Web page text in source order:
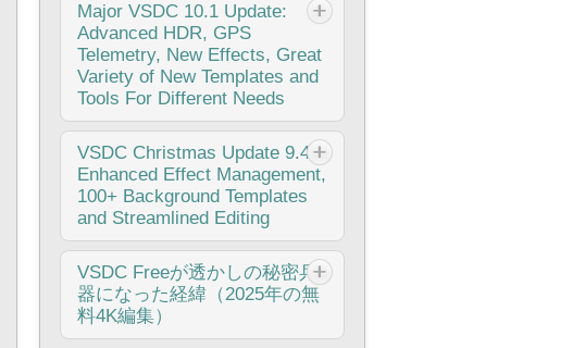
Amy Shao 公開 2025年11月19日 待望の
VSDC 10.2アップデート：ホビイストから
プロまで、すべてのユーザーを支援するた
めに設計された信じられないほどの機能と
重要な拡張が詰まった新バージョンです。
GPSゲージ、選択エクスポート、メタデー
タ、アラビア語UI、拡張コーデック 注目
の追加機能は、市場の他のどの動画編集ソ
フトにも匹敵しない機能を提供する革命的
なGPSテレメトリツールのスイートです！
GoPro、Garminなどのアクションカメ
ラ、ドローン、またはGPSデータを収集す
るガジェットの誇りある所有者なら、これ
こそが待ち望んでいたものです。お持ちで
ない場合でも、スクロールしてしまわない
でください。すべての編集愛好家のため
Major VSDC 10.1 Update:
Advanced HDR, GPS
Telemetry, New Effects, Great
Variety of New Templates and
Tools For Different Needs
published Amy Shao 6/10/25 待ちに待っ
た新しくてユニークなアップデートがつい
に登場！これは単なるバージョンアップで
はありません：VSDC 10.1です！! VSDC...
VSDC Christmas Update 9.4:
Enhanced Effect Management,
100+ Background Templates
and Streamlined Editing
このホリデーシーズンは、VSDC Video
Editorの最新アップデートと共に新しい始
まりを迎えましょう！皆様のフィードバッ
VSDC Freeが透かしの秘密兵
器になった経緯（2025年の無
料4K編集）